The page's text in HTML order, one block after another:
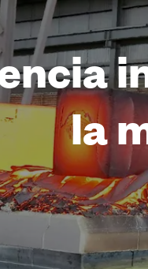
la